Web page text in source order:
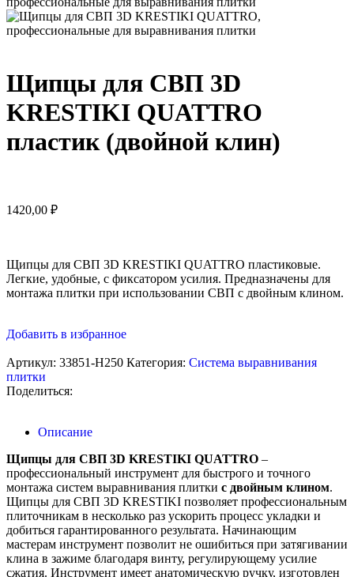
Щипцы для СВП 3D
KRESTIKI QUATTRO
пластик (двойной клин)
1420,00 ₽
Щипцы для СВП 3D KRESTIKI QUATTRO пластиковые.
Легкие, удобные, с фиксатором усилия. Предназначены для
монтажа плитки при использовании СВП с двойным клином.
Добавить в избранное
Артикул: 33851-H250 Категория: Система выравнивания
плитки
Поделиться:
Описание
Щипцы для СВП 3D KRESTIKI QUATTRO –
профессиональный инструмент для быстрого и точного
монтажа систем выравнивания плитки с двойным клином.
Щипцы для СВП 3D KRESTIKI позволяет профессиональным
плиточникам в несколько раз ускорить процесс укладки и
добиться гарантированного результата. Начинающим
мастерам инструмент позволит не ошибиться при затягивании
клина в зажиме благодаря винту, регулирующему усилие
сжатия. Инструмент имеет анатомическую ручку, изготовлен